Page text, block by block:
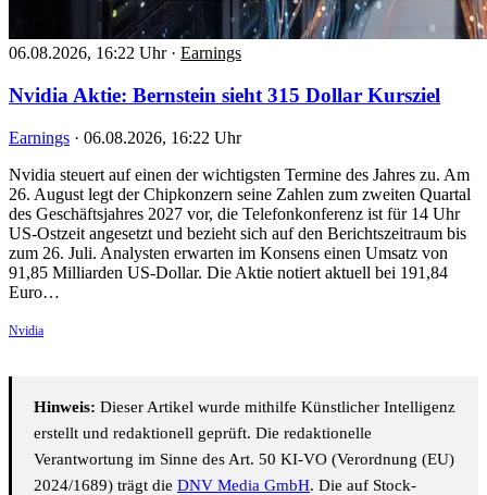
06.08.2026, 16:22 Uhr · Earnings
Nvidia Aktie: Bernstein sieht 315 Dollar Kursziel
Earnings · 06.08.2026, 16:22 Uhr
Nvidia steuert auf einen der wichtigsten Termine des Jahres zu. Am
26. August legt der Chipkonzern seine Zahlen zum zweiten Quartal
des Geschäftsjahres 2027 vor, die Telefonkonferenz ist für 14 Uhr
US-Ostzeit angesetzt und bezieht sich auf den Berichtszeitraum bis
zum 26. Juli. Analysten erwarten im Konsens einen Umsatz von
91,85 Milliarden US-Dollar. Die Aktie notiert aktuell bei 191,84
Euro…
Nvidia
Hinweis: Dieser Artikel wurde mithilfe Künstlicher Intelligenz
erstellt und redaktionell geprüft. Die redaktionelle
Verantwortung im Sinne des Art. 50 KI-VO (Verordnung (EU)
2024/1689) trägt die DNV Media GmbH. Die auf Stock-